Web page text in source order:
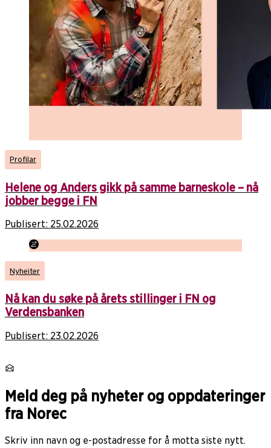
Profilar
Helene og Anders gikk på samme barneskole – nå
jobber begge i FN
Publisert: 25.02.2026
Nyheiter
Nå kan du søke på årets stillinger i FN og
Verdensbanken
Publisert: 23.02.2026
Meld deg på nyheter og oppdateringer
fra Norec
Skriv inn navn og e-postadresse for å motta siste nytt.